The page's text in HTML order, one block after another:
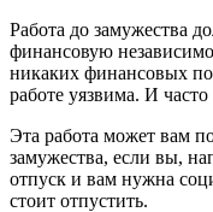
Работа до замужества
финансовую
никаких финансовых
работе уязвима. И
Эта работа может вам
замужества, если вы,
отпуск и вам нужна
стоит отпустить.